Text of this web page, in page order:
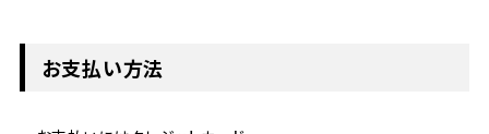
お支払い方法